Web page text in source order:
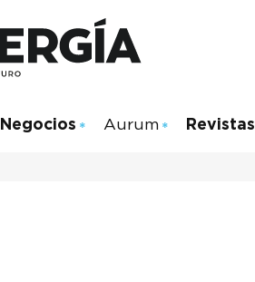
Negocios Aurum Revistas